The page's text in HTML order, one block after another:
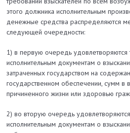
этого должника исполнительным
денежные средства распределяются
следующей очередности:
1) в первую очередь удовлетворяются
исполнительным документам о
затраченных государством на
государственном обеспечении, сумм
причиненного жизни или здоровью
2) во вторую очередь
исполнительным документам о